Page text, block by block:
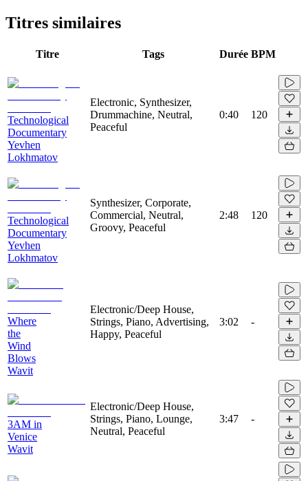
Titres similaires
Titre Tags Durée BPM
Technological
Documentary
Yevhen
Lokhmatov
Electronic, Synthesizer,
Drummachine, Neutral,
Peaceful
0:40 120
Technological
Documentary
Yevhen
Lokhmatov
Synthesizer, Corporate,
Commercial, Neutral,
Groovy, Peaceful
2:48 120
Where
the
Wind
Blows
Wavit
Electronic/Deep House,
Strings, Piano, Advertising,
Happy, Peaceful
3:02 -
3AM in
Venice
Wavit
Electronic/Deep House,
Strings, Piano, Lounge,
Neutral, Peaceful
3:47 -